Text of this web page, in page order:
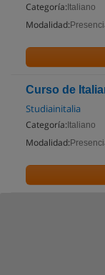
Categoría: Italiano
Modalidad:
Curso de
Studiainitalia
Categoría: Italiano
Modalidad: